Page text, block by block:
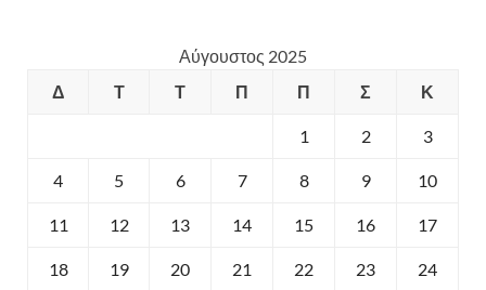
Αύγουστος 2025
Δ
Τ Τ Π Π Σ Κ
1 2 3
4 5 6 7 8 9 10
11 12 13 14 15 16 17
18 19 20 21 22 23 24